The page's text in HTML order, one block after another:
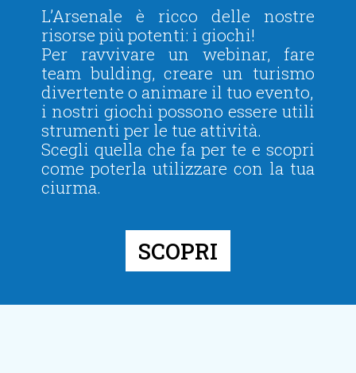
L’Arsenale è ricco delle nostre
risorse più potenti: i giochi!
Per ravvivare un webinar, fare
team bulding, creare un turismo
divertente o animare il tuo evento,
i nostri giochi possono essere utili
strumenti per le tue attività.
Scegli quella che fa per te e scopri
come poterla utilizzare con la tua
ciurma.
SCOPRI